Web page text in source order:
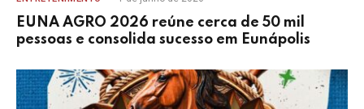
EUNA AGRO 2026 reúne cerca de 50 mil
pessoas e consolida sucesso em Eunápolis